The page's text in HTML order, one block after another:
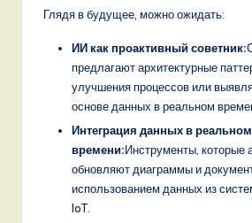
Глядя в будущее, можно ожидать:
ИИ как проактивный советник:
предлагают архитектурные
улучшения процессов или
основе данных в реальном
Интеграция данных в реальном
времени:Инструменты, которые
обновляют диаграммы и
использованием данных из
IoT.